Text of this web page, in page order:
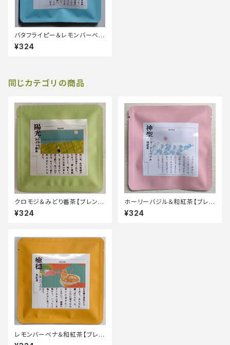
バタフライピー＆レモンバーベナ
＆煎茶【ブレンドハーブティー】
¥324
同じカテゴリの商品
クロモジ＆みどり番茶【ブレンド
ハーブティー】
¥324
ホーリーバジル＆和紅茶【ブレン
ドハーブティー】
¥324
レモンバーベナ＆和紅茶【ブレン
ドハーブティー】